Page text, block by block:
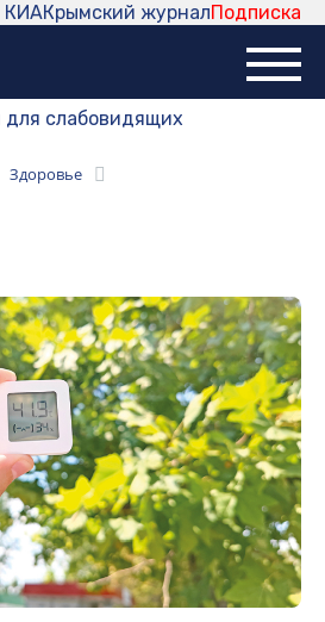
Подписка
Крымский журнал
КИА
для слабовидящих
Здоровье